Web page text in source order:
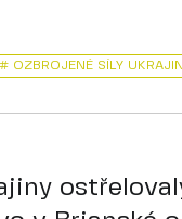
# OZBROJENÉ SÍLY